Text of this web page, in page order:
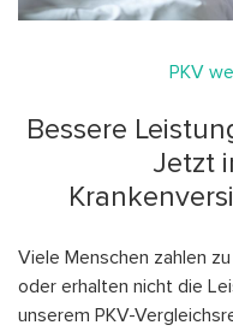
PKV
Bessere
Jetzt
Viele Menschen zahlen
oder erhalten nicht die
unserem PKV-